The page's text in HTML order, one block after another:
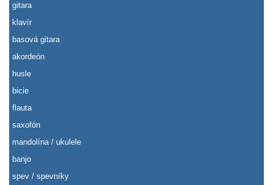
gitara
klavír
basová gitara
akordeón
husle
bicie
flauta
saxofón
mandolína / ukulele
banjo
spev / spevníky